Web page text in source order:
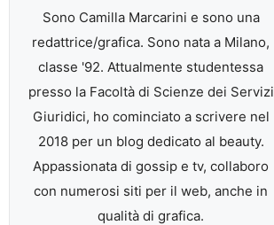
Sono Camilla Marcarini e sono una
redattrice/grafica. Sono nata a Milano,
classe '92. Attualmente studentessa
presso la Facoltà di Scienze dei Servizi
Giuridici, ho cominciato a scrivere nel
2018 per un blog dedicato al beauty.
Appassionata di gossip e tv, collaboro
con numerosi siti per il web, anche in
qualità di grafica.